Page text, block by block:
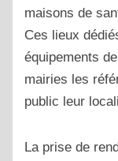
maisons de
Ces lieux
équipements
mairies les
public leur
La prise de